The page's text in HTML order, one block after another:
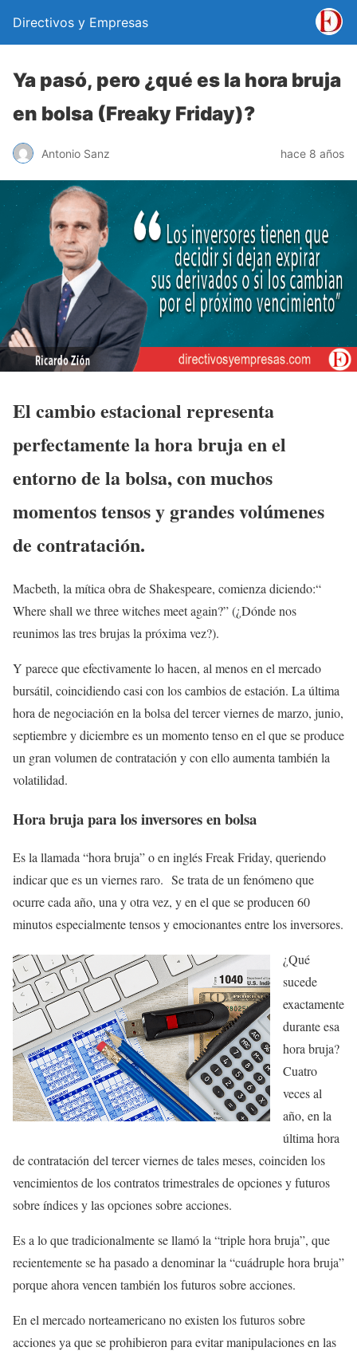
Directivos y Empresas
Ya pasó, pero ¿qué es la hora bruja
en bolsa (Freaky Friday)?
Antonio Sanz hace 8 años
El cambio estacional representa
perfectamente la hora bruja en el
entorno de la bolsa, con muchos
momentos tensos y grandes volúmenes
de contratación.
Macbeth, la mítica obra de Shakespeare, comienza diciendo:“
Where shall we three witches meet again?” (¿Dónde nos
reunimos las tres brujas la próxima vez?).
Y parece que efectivamente lo hacen, al menos en el mercado
bursátil, coincidiendo casi con los cambios de estación. La última
hora de negociación en la bolsa del tercer viernes de marzo, junio,
septiembre y diciembre es un momento tenso en el que se produce
un gran volumen de contratación y con ello aumenta también la
volatilidad.
Hora bruja para los inversores en bolsa
Es la llamada “hora bruja” o en inglés Freak Friday, queriendo
indicar que es un viernes raro. Se trata de un fenómeno que
ocurre cada año, una y otra vez, y en el que se producen 60
minutos especialmente tensos y emocionantes entre los inversores.
¿Qué
sucede
exactamente
durante esa
hora bruja?
Cuatro
veces al
año, en la
última hora
de contratación del tercer viernes de tales meses, coinciden los
vencimientos de los contratos trimestrales de opciones y futuros
sobre índices y las opciones sobre acciones.
Es a lo que tradicionalmente se llamó la “triple hora bruja”, que
recientemente se ha pasado a denominar la “cuádruple hora bruja”
porque ahora vencen también los futuros sobre acciones.
En el mercado norteamericano no existen los futuros sobre
acciones ya que se prohibieron para evitar manipulaciones en las